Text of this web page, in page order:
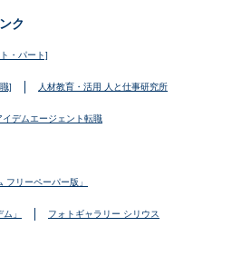
ク
・パート]
] 人材教育・活用 人と仕事研究所
イデムエージェント転職
リーペーパー版」
」 フォトギャラリー シリウス